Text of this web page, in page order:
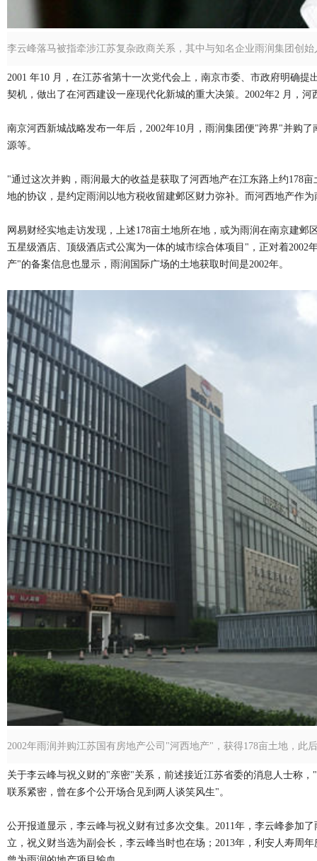
李云峰落马被指牵涉江苏复杂政商关系，其中与知名企业雨润集团创
2001 年10 月，在江苏省第十一次党代会上，南京市委、市政府明确
契机，做出了在河西建设一座现代化新城的重大决策。2002年2 月，
南京河西新城战略发布一年后，2002年10月，雨润集团便"跨界"并购
源等。
"通过这次并购，雨润最大的收益是获取了河西地产在江东路上约178
地的协议，是约定雨润以地方税收留建邺区财力弥补。而河西地产作
网易财经实地走访发现，上述178亩土地所在地，或为雨润在南京建
五星级酒店、顶级酒店式公寓为一体的城市综合体项目"，正对着
产"的备案信息也显示，雨润国际广场的土地获取时间是2002年。
2002年雨润并购江苏国有房地产公司"河西地产"，获得178亩土地，此
关于李云峰与祝义财的"亲密"关系，前述接近江苏省委的消息人士称
联系紧密，曾在多个公开场合见到两人谈笑风生"。
公开报道显示，李云峰与祝义财有过多次交集。2011年，李云峰参加
立，祝义财当选为副会长，李云峰当时也在场；2013年，利安人寿周